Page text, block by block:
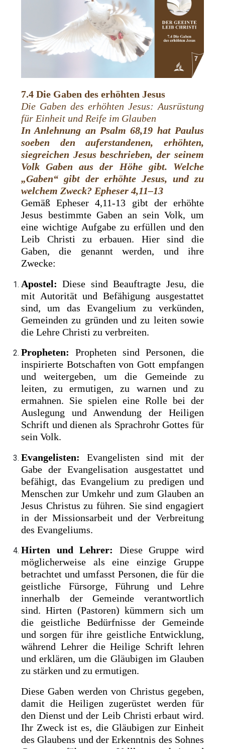
7.4 Die Gaben des erhöhten Jesus
Die Gaben des erhöhten Jesus: Ausrüstung
für Einheit und Reife im Glauben
In Anlehnung an Psalm 68,19 hat Paulus
soeben den auferstandenen, erhöhten,
siegreichen Jesus beschrieben, der seinem
Volk Gaben aus der Höhe gibt. Welche
„Gaben“ gibt der erhöhte Jesus, und zu
welchem Zweck? Epheser 4,11–13
Gemäß Epheser 4,11-13 gibt der erhöhte
Jesus bestimmte Gaben an sein Volk, um
eine wichtige Aufgabe zu erfüllen und den
Leib Christi zu erbauen. Hier sind die
Gaben, die genannt werden, und ihre
Zwecke:
Apostel: Diese sind Beauftragte Jesu, die
mit Autorität und Befähigung ausgestattet
sind, um das Evangelium zu verkünden,
Gemeinden zu gründen und zu leiten sowie
die Lehre Christi zu verbreiten.
Propheten: Propheten sind Personen, die
inspirierte Botschaften von Gott empfangen
und weitergeben, um die Gemeinde zu
leiten, zu ermutigen, zu warnen und zu
ermahnen. Sie spielen eine Rolle bei der
Auslegung und Anwendung der Heiligen
Schrift und dienen als Sprachrohr Gottes für
sein Volk.
Evangelisten: Evangelisten sind mit der
Gabe der Evangelisation ausgestattet und
befähigt, das Evangelium zu predigen und
Menschen zur Umkehr und zum Glauben an
Jesus Christus zu führen. Sie sind engagiert
in der Missionsarbeit und der Verbreitung
des Evangeliums.
Hirten und Lehrer:
Diese Gruppe wird
möglicherweise als eine einzige Gruppe
betrachtet und umfasst Personen, die für die
geistliche Fürsorge, Führung und Lehre
innerhalb der Gemeinde verantwortlich
sind. Hirten (Pastoren) kümmern sich um
die geistliche Bedürfnisse der Gemeinde
und sorgen für ihre geistliche Entwicklung,
während Lehrer die Heilige Schrift lehren
und erklären, um die Gläubigen im Glauben
zu stärken und zu ermutigen.
Diese Gaben werden von Christus gegeben,
damit die Heiligen zugerüstet werden für
den Dienst und der Leib Christi erbaut wird.
Ihr Zweck ist es, die Gläubigen zur Einheit
des Glaubens und der Erkenntnis des Sohnes